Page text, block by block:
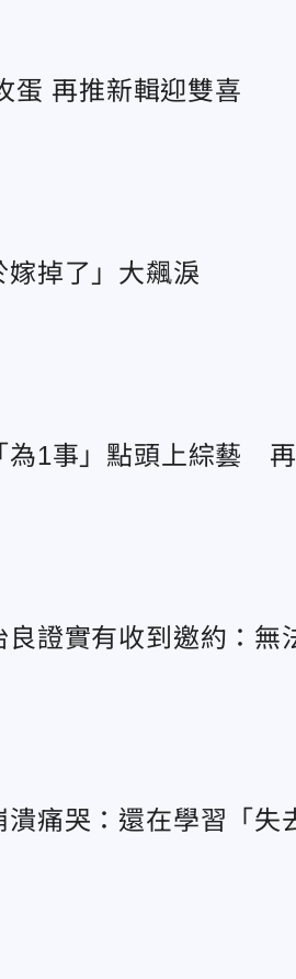
等了13年！艾怡良驚喜宣布10月攻蛋 再推新輯迎雙喜
掉了」大飆淚
為1事」點頭上綜藝
證實有收到邀約：無
痛哭：還在學習「失